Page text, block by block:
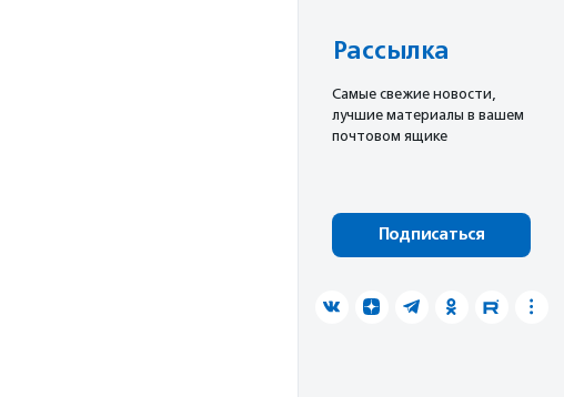
Рассылка
Cамые свежие новости,
лучшие материалы в вашем
почтовом ящике
Подписаться